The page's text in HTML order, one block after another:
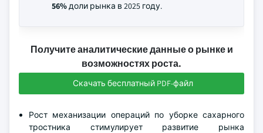
56%доли рынка в 2025 году.
Получите аналитические данные о рынке и
возможностях роста.
Скачать бесплатный PDF-файл
Рост механизации операций по уборке сахарного
тростника стимулирует развитие рынка